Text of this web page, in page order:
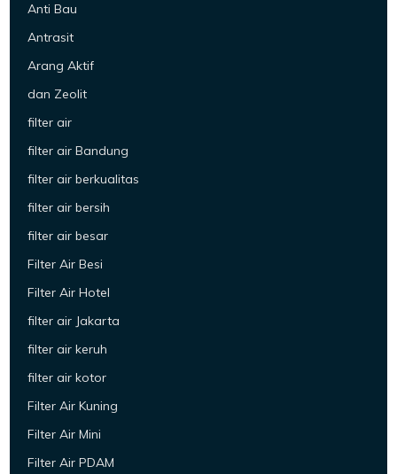
Anti Bau
Antrasit
Arang Aktif
dan Zeolit
filter air
filter air Bandung
filter air berkualitas
filter air bersih
filter air besar
Filter Air Besi
Filter Air Hotel
filter air Jakarta
filter air keruh
filter air kotor
Filter Air Kuning
Filter Air Mini
Filter Air PDAM